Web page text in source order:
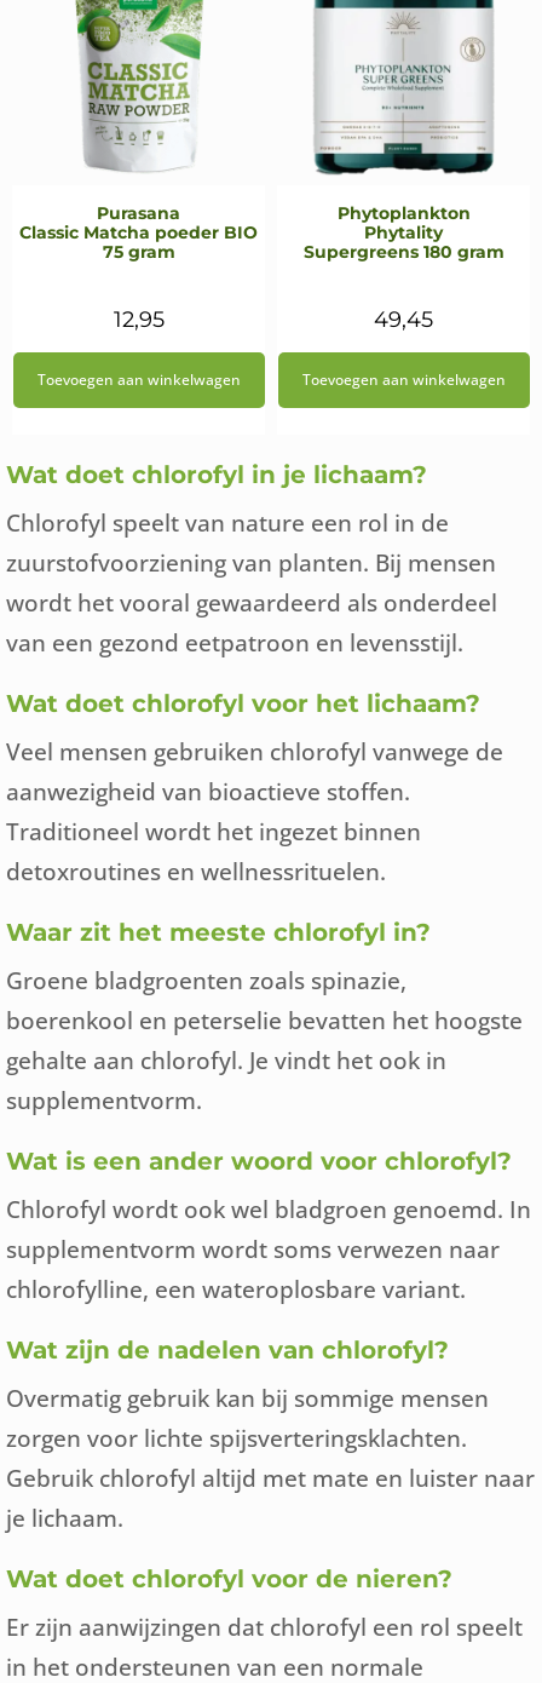
Purasana
Classic Matcha poeder BIO
75 gram
12,95
Toevoegen aan winkelwagen
Phytoplankton
Phytality
Supergreens 180 gram
49,45
Toevoegen aan winkelwagen
Wat doet chlorofyl in je lichaam?
Chlorofyl speelt van nature een rol in de
zuurstofvoorziening van planten. Bij mensen
wordt het vooral gewaardeerd als onderdeel
van een gezond eetpatroon en levensstijl.
Wat doet chlorofyl voor het lichaam?
Veel mensen gebruiken chlorofyl vanwege de
aanwezigheid van bioactieve stoffen.
Traditioneel wordt het ingezet binnen
detoxroutines en wellnessrituelen.
Waar zit het meeste chlorofyl in?
Groene bladgroenten zoals spinazie,
boerenkool en peterselie bevatten het hoogste
gehalte aan chlorofyl. Je vindt het ook in
supplementvorm.
Wat is een ander woord voor chlorofyl?
Chlorofyl wordt ook wel bladgroen genoemd. In
supplementvorm wordt soms verwezen naar
chlorofylline, een wateroplosbare variant.
Wat zijn de nadelen van chlorofyl?
Overmatig gebruik kan bij sommige mensen
zorgen voor lichte spijsverteringsklachten.
Gebruik chlorofyl altijd met mate en luister naar
je lichaam.
Wat doet chlorofyl voor de nieren?
Er zijn aanwijzingen dat chlorofyl een rol speelt
in het ondersteunen van een normale